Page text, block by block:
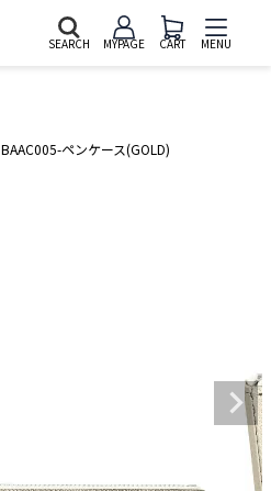
SEARCH MYPAGE CART MENU
BAAC005-ペンケース(GOLD)